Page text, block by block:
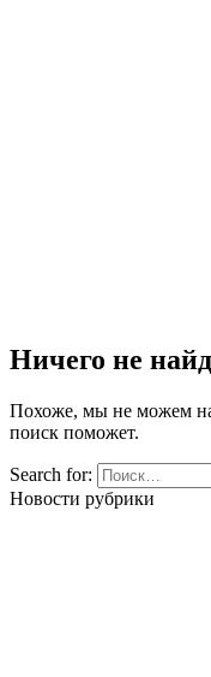
Ничего не
Похоже, мы не можем
поиск поможет.
Search for:
Новости рубрики